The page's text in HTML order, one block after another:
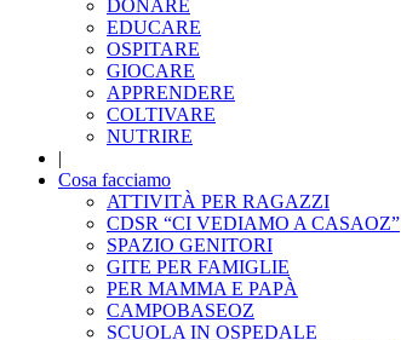
DONARE
EDUCARE
OSPITARE
GIOCARE
APPRENDERE
COLTIVARE
NUTRIRE
|
Cosa facciamo
ATTIVITÀ PER RAGAZZI
CDSR “CI VEDIAMO A CASAOZ”
SPAZIO GENITORI
GITE PER FAMIGLIE
PER MAMMA E PAPÀ
CAMPOBASEOZ
SCUOLA IN OSPEDALE